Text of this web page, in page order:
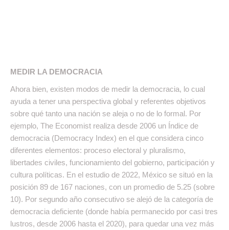
MEDIR LA DEMOCRACIA
Ahora bien, existen modos de medir la democracia, lo cual
ayuda a tener una perspectiva global y referentes objetivos
sobre qué tanto una nación se aleja o no de lo formal. Por
ejemplo, The Economist realiza desde 2006 un Índice de
democracia (Democracy Index) en el que considera cinco
diferentes elementos: proceso electoral y pluralismo,
libertades civiles, funcionamiento del gobierno, participación y
cultura políticas. En el estudio de 2022, México se situó en la
posición 89 de 167 naciones, con un promedio de 5.25 (sobre
10). Por segundo año consecutivo se alejó de la categoría de
democracia deficiente (donde había permanecido por casi tres
lustros, desde 2006 hasta el 2020), para quedar una vez más